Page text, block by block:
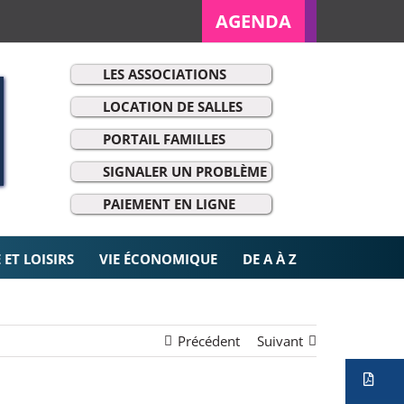
AGENDA
LES ASSOCIATIONS
LOCATION DE SALLES
PORTAIL FAMILLES
SIGNALER UN PROBLÈME
PAIEMENT EN LIGNE
LOISIRS VIE ÉCONOMIQUE DE A À Z
Précédent Suivant